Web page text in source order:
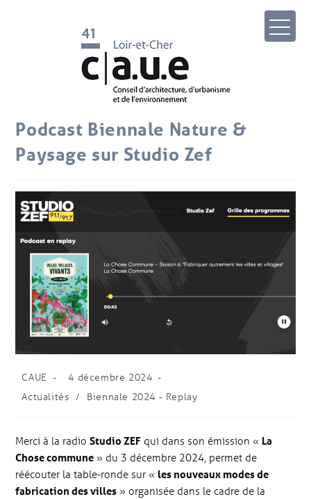
Podcast Biennale Nature &
Paysage sur Studio Zef
CAUE
4 décembre 2024
Actualités / Biennale 2024 - Replay
Merci à la radioStudio ZEF qui dans son émission « La
Chose commune » du 3 décembre 2024, permet de
réécouter la table-ronde sur « les nouveaux modes de
fabrication des villes